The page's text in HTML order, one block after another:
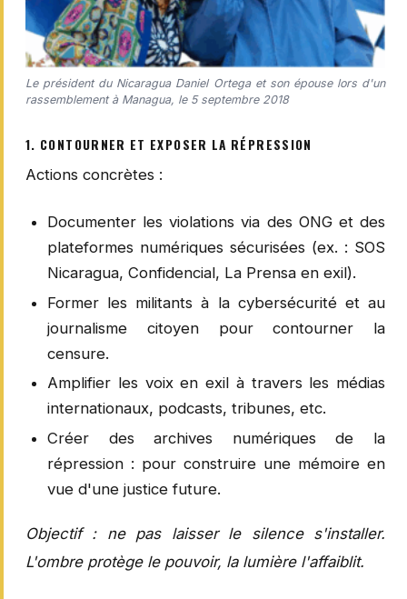
Le président du Nicaragua Daniel Ortega et son épouse lors d'un
rassemblement à Managua, le 5 septembre 2018
1. CONTOURNER ET EXPOSER LA RÉPRESSION
Actions concrètes :
Documenter les violations via des ONG et des
plateformes numériques sécurisées (ex. : SOS
Nicaragua, Confidencial, La Prensa en exil).
Former les militants à la cybersécurité et au
journalisme citoyen pour contourner la
censure.
Amplifier les voix en exil à travers les médias
internationaux, podcasts, tribunes, etc.
Créer des archives numériques de la
répression : pour construire une mémoire en
vue d'une justice future.
Objectif : ne pas laisser le silence s'installer.
L'ombre protège le pouvoir, la lumière l'affaiblit.